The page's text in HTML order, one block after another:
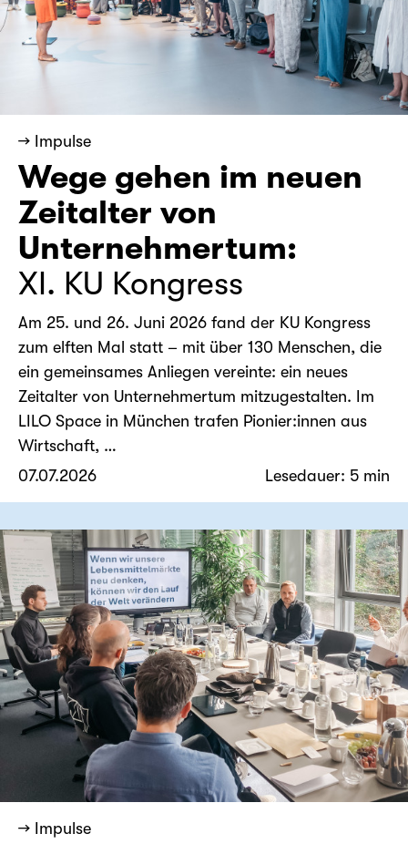
→ Impulse
Wege gehen im neuen
Zeitalter von
Unternehmertum:
XI. KU Kongress
Am 25. und 26. Juni 2026 fand der KU Kongress
zum elften Mal statt – mit über 130 Menschen, die
ein gemeinsames Anliegen vereinte: ein neues
Zeitalter von Unternehmertum mitzugestalten. Im
LILO Space in München trafen Pionier:innen aus
Wirtschaft, …
07.07.2026
Lesedauer: 5 min
→ Impulse